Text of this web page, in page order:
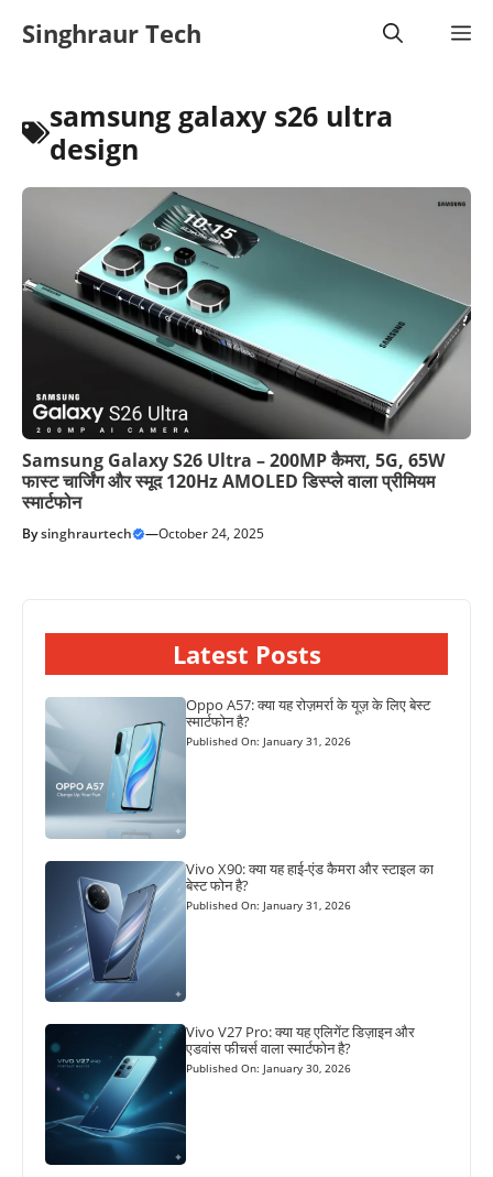
Singhraur Tech
samsung galaxy s26 ultra
design
Samsung Galaxy S26 Ultra – 200MP कैमरा, 5G, 65W
फास्ट चार्जिंग और स्मूद 120Hz AMOLED डिस्प्ले वाला प्रीमियम
स्मार्टफोन
Bysinghraurtech —October 24, 2025
Latest Posts
Oppo A57: क्या यह रोज़मर्रा के यूज़ के लिए बेस्ट
स्मार्टफोन है?
Published On: January 31, 2026
Vivo X90: क्या यह हाई-एंड कैमरा और स्टाइल का
बेस्ट फोन है?
Published On: January 31, 2026
Vivo V27 Pro: क्या यह एलिगेंट डिज़ाइन और
एडवांस फीचर्स वाला स्मार्टफोन है?
Published On: January 30, 2026